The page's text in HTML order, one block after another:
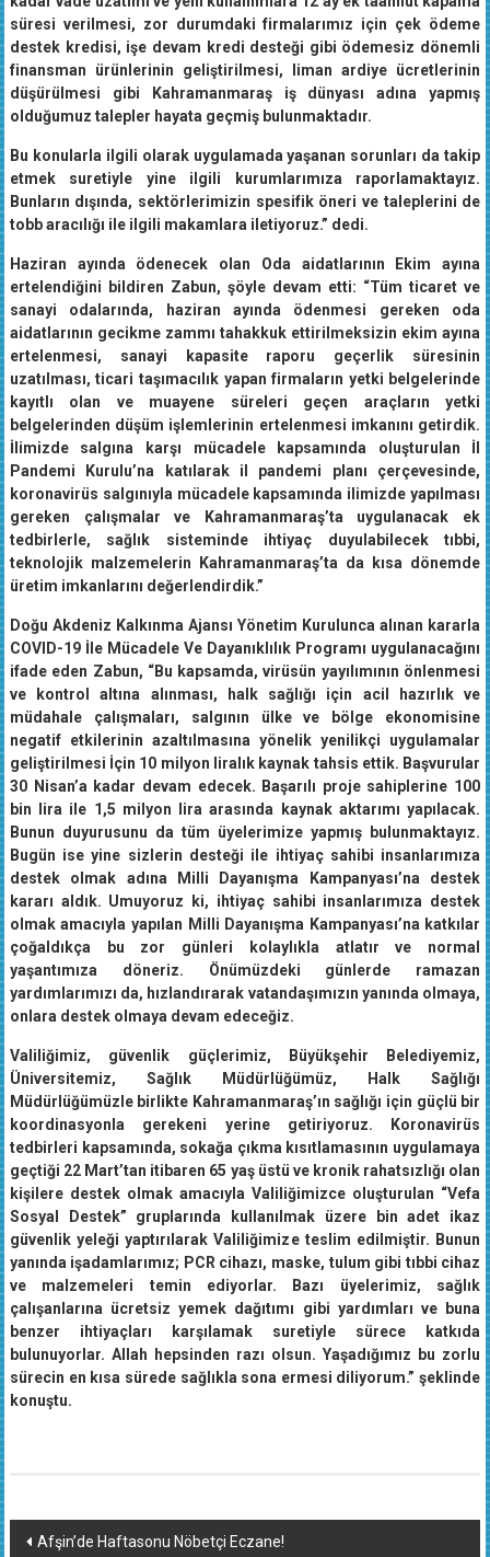
süresi verilmesi, zor durumdaki firmalarımız için çek ödeme
destek kredisi, işe devam kredi desteği gibi ödemesiz dönemli
finansman ürünlerinin geliştirilmesi, liman ardiye ücretlerinin
düşürülmesi gibi Kahramanmaraş iş dünyası adına yapmış
olduğumuz talepler hayata geçmiş bulunmaktadır.
Bu konularla ilgili olarak uygulamada yaşanan sorunları da takip
etmek suretiyle yine ilgili kurumlarımıza raporlamaktayız.
Bunların dışında, sektörlerimizin spesifik öneri ve taleplerini de
tobb aracılığı ile ilgili makamlara iletiyoruz.” dedi.
Haziran ayında ödenecek olan Oda aidatlarının Ekim ayına
ertelendiğini bildiren Zabun, şöyle devam etti: “Tüm ticaret ve
sanayi odalarında, haziran ayında ödenmesi gereken oda
aidatlarının gecikme zammı tahakkuk ettirilmeksizin ekim ayına
ertelenmesi, sanayi kapasite raporu geçerlik süresinin
uzatılması, ticari taşımacılık yapan firmaların yetki belgelerinde
kayıtlı olan ve muayene süreleri geçen araçların yetki
belgelerinden düşüm işlemlerinin ertelenmesi imkanını getirdik.
İlimizde salgına karşı mücadele kapsamında oluşturulan İl
Pandemi Kurulu’na katılarak il pandemi planı çerçevesinde,
koronavirüs salgınıyla mücadele kapsamında ilimizde yapılması
gereken çalışmalar ve Kahramanmaraş’ta uygulanacak ek
tedbirlerle, sağlık sisteminde ihtiyaç duyulabilecek tıbbi,
teknolojik malzemelerin Kahramanmaraş’ta da kısa dönemde
üretim imkanlarını değerlendirdik.”
Doğu Akdeniz Kalkınma Ajansı Yönetim Kurulunca alınan kararla
COVID-19 İle Mücadele Ve Dayanıklılık Programı uygulanacağını
ifade eden Zabun, “Bu kapsamda, virüsün yayılımının önlenmesi
ve kontrol altına alınması, halk sağlığı için acil hazırlık ve
müdahale çalışmaları, salgının ülke ve bölge ekonomisine
negatif etkilerinin azaltılmasına yönelik yenilikçi uygulamalar
geliştirilmesi İçin 10 milyon liralık kaynak tahsis ettik. Başvurular
30 Nisan’a kadar devam edecek. Başarılı proje sahiplerine 100
bin lira ile 1,5 milyon lira arasında kaynak aktarımı yapılacak.
Bunun duyurusunu da tüm üyelerimize yapmış bulunmaktayız.
Bugün ise yine sizlerin desteği ile ihtiyaç sahibi insanlarımıza
destek olmak adına Milli Dayanışma Kampanyası’na destek
kararı aldık. Umuyoruz ki, ihtiyaç sahibi insanlarımıza destek
olmak amacıyla yapılan Milli Dayanışma Kampanyası’na katkılar
çoğaldıkça bu zor günleri kolaylıkla atlatır ve normal
yaşantımıza döneriz. Önümüzdeki günlerde ramazan
yardımlarımızı da, hızlandırarak vatandaşımızın yanında olmaya,
onlara destek olmaya devam edeceğiz.
Valiliğimiz, güvenlik güçlerimiz, Büyükşehir Belediyemiz,
Üniversitemiz, Sağlık Müdürlüğümüz, Halk Sağlığı
Müdürlüğümüzle birlikte Kahramanmaraş’ın sağlığı için güçlü bir
koordinasyonla gerekeni yerine getiriyoruz. Koronavirüs
tedbirleri kapsamında, sokağa çıkma kısıtlamasının uygulamaya
geçtiği 22 Mart’tan itibaren 65 yaş üstü ve kronik rahatsızlığı olan
kişilere destek olmak amacıyla Valiliğimizce oluşturulan “Vefa
Sosyal Destek” gruplarında kullanılmak üzere bin adet ikaz
güvenlik yeleği yaptırılarak Valiliğimize teslim edilmiştir. Bunun
yanında işadamlarımız; PCR cihazı, maske, tulum gibi tıbbi cihaz
ve malzemeleri temin ediyorlar. Bazı üyelerimiz, sağlık
çalışanlarına ücretsiz yemek dağıtımı gibi yardımları ve buna
benzer ihtiyaçları karşılamak suretiyle sürece katkıda
bulunuyorlar. Allah hepsinden razı olsun. Yaşadığımız bu zorlu
sürecin en kısa sürede sağlıkla sona ermesi diliyorum.” şeklinde
konuştu.
Yazı
Afşin’de Haftasonu Nöbetçi Eczane!